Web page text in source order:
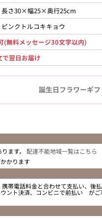
長さ30×幅25×奥行25cm
ピンクトルコキキョウ
(無料メッセージ30文字以内)
翌日お届け
誕生日フラワーギ
ます。 配達不能地域一覧はこちら
かります
帯電話料金と合わせて支払い、後
ント決済、コンビニで前払い がご